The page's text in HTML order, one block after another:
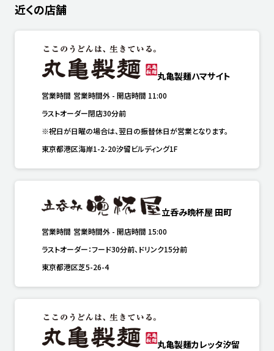
近くの店舗
丸亀製麺ハマサイト
営業時間 営業時間外 - 開店時間 11:00
ラストオーダー閉店30分前
※祝日が日曜の場合は、翌日の振替休日が営業となります。
東京都港区海岸1-2-20汐留ビルディング1F
立呑み晩杯屋 田町
営業時間 営業時間外 - 開店時間 15:00
ラストオーダー：フード30分前、ドリンク15分前
東京都港区芝5-26-4
丸亀製麺カレッタ汐留